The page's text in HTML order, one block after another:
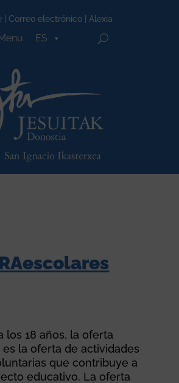
|Correo electrónico Alexia
ES
los 18 años, la oferta
es la oferta de actividades
que contribuye a
educativo. La oferta